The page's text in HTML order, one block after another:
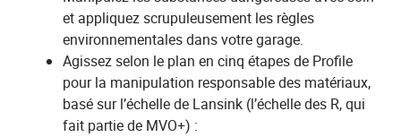
et appliquez scrupuleusement les règles
environnementales dans votre garage.
Agissez selon le plan en cinq étapes de Profile
pour la manipulation responsable des matériaux,
basé sur l’échelle de Lansink (l’échelle des R, qui
fait partie de MVO+) :